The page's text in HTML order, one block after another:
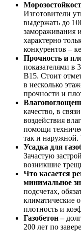
Изготовители
выдержать до
замораживания
характерно
конкурентов –
Прочность и
показателями в
В15. Стоит
в несколько
прочности и
качество, в
воздействия
помощи
так и наружной.
Усадка для
Зачастую
возникшие
Что касается
минимальное
подсчетах,
климатические
плотность и
Газобетон –
200 лет по